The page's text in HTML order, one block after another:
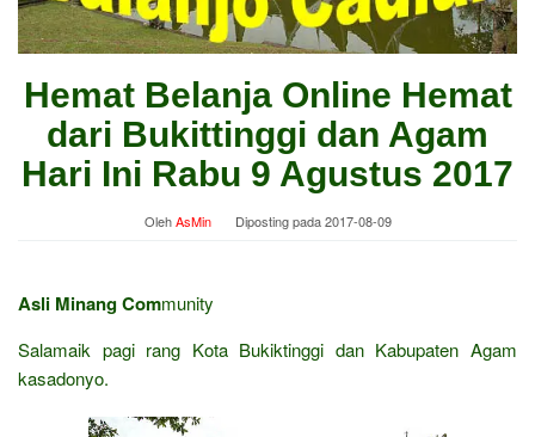
Hemat Belanja Online Hemat
dari Bukittinggi dan Agam
Hari Ini Rabu 9 Agustus 2017
OlehAsMin Diposting pada2017-08-09
Asli Minang Community
Salamaik pagi rang Kota Bukiktinggi dan Kabupaten Agam
kasadonyo.